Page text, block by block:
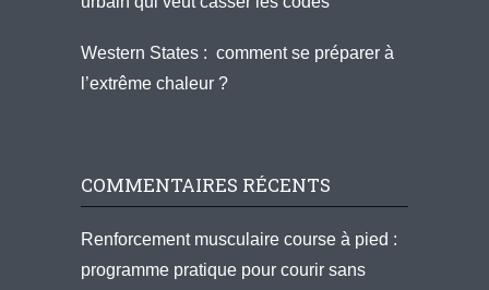
Western States : comment se préparer à
l’extrême chaleur ?
COMMENTAIRES RÉCENTS
Renforcement musculaire course à pied :
programme pratique pour courir sans